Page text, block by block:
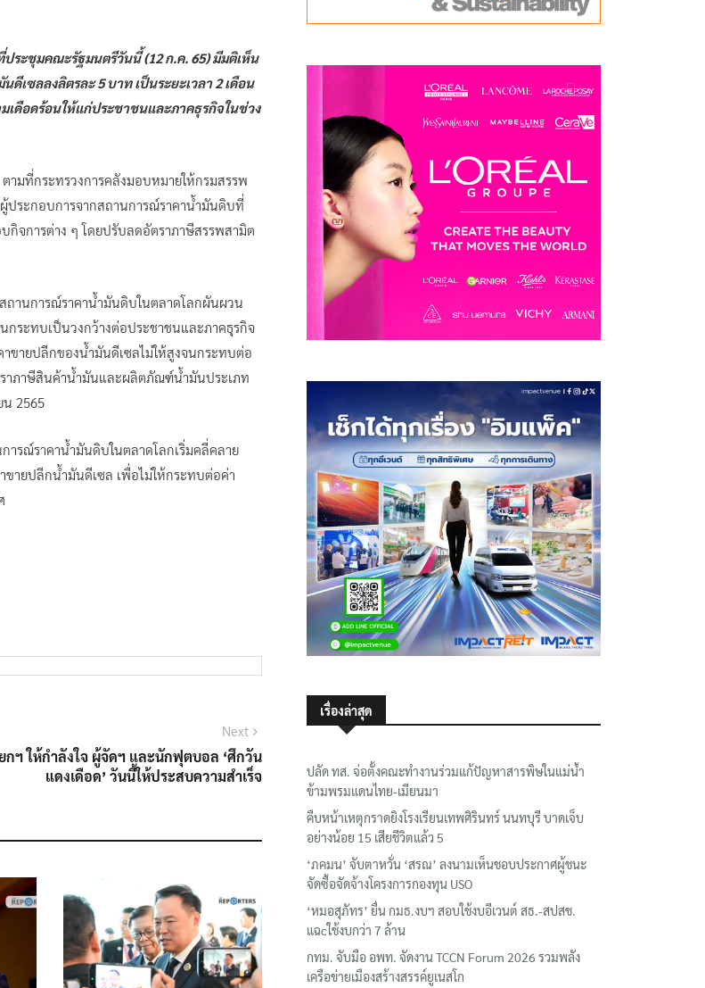
ประชุมคณะรัฐมนตรีวันนี้ (12 ก.ค. 65) มีมติเห็น
เซลลงลิตรละ 5 บาท เป็นระยะเวลา 2 เดือน
เดือดร้อนให้แก่ประชาชนและภาคธุรกิจในช่วง
ตามที่กระทรวงการคลังมอบหมายให้กรมสรรพ
ประกอบการจากสถานการณ์ราคาน้ำมันดิบที่
จการต่าง ๆ โดยปรับลดอัตราภาษีสรรพสามิต
ถานการณ์ราคาน้ำมันดิบในตลาดโลกผันผวน
กระทบเป็นวงกว้างต่อประชาชนและภาคธุรกิจ
ขายปลีกของน้ำมันดีเซลไม่ให้สูงจนกระทบต่อ
าภาษีสินค้าน้ำมันและผลิตภัณฑ์น้ำมันประเภท
2565
ารณ์ราคาน้ำมันดิบในตลาดโลกเริ่มคลี่คลาย
ขายปลีกน้ำมันดีเซล เพื่อไม่ให้กระทบต่อค่า
Next
post:
กฯ ให้กำลังใจ ผู้จัดฯ และนักฟุตบอล ‘ศึกวัน
แดงเดือด’ วันนี้ให้ประสบความสำเร็จ
เรื่องล่าสุด
ปลัด ทส. จ่อตั้งคณะทำงานร่วมแก้ปัญหาสารพิษในแม่น้ำ
ข้ามพรมแดนไทย-เมียนมา
คืบหน้าเหตุกราดยิงโรงเรียนเทพศิรินทร์ นนทบุรี บาดเจ็บ
อย่างน้อย 15 เสียชีวิตแล้ว 5
‘ภคมน’ จับตาหวั่น ‘สรณ’ ลงนามเห็นชอบประกาศผู้ชนะ
จัดซื้อจัดจ้างโครงการกองทุน USO
‘หมอสุภัทร’ ยื่น กมธ.งบฯ สอบใช้งบอีเวนต์ สธ.-สปสช.
แฉcใช้งบกว่า 7 ล้าน
กทม. จับมือ อพท. จัดงาน TCCN Forum 2026 รวมพลัง
เครือข่ายเมืองสร้างสรรค์ยูเนสโก